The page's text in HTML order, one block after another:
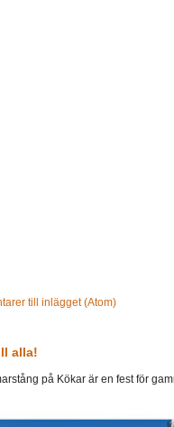
till inlägget (Atom)
alla!
på Kökar är en fest för